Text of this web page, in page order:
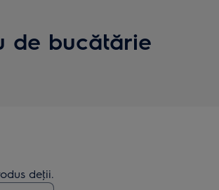
de bucătărie
deţii.